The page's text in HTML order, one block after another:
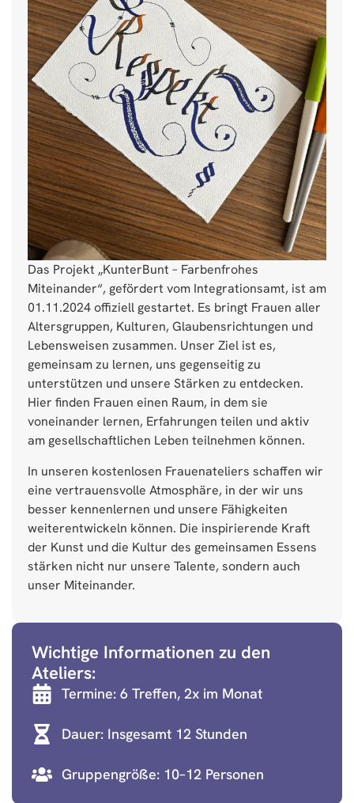
Das Projekt „KunterBunt – Farbenfrohes
Miteinander“, gefördert vom Integrationsamt, ist am
01.11.2024 offiziell gestartet. Es bringt Frauen aller
Altersgruppen, Kulturen, Glaubensrichtungen und
Lebensweisen zusammen. Unser Ziel ist es,
gemeinsam zu lernen, uns gegenseitig zu
unterstützen und unsere Stärken zu entdecken.
Hier finden Frauen einen Raum, in dem sie
voneinander lernen, Erfahrungen teilen und aktiv
am gesellschaftlichen Leben teilnehmen können.
In unseren kostenlosen Frauenateliers schaffen wir
eine vertrauensvolle Atmosphäre, in der wir uns
besser kennenlernen und unsere Fähigkeiten
weiterentwickeln können. Die inspirierende Kraft
der Kunst und die Kultur des gemeinsamen Essens
stärken nicht nur unsere Talente, sondern auch
unser Miteinander.
Wichtige Informationen zu den
Ateliers:
Termine: 6 Treffen, 2x im Monat
Dauer: Insgesamt 12 Stunden
Gruppengröße: 10–12 Personen